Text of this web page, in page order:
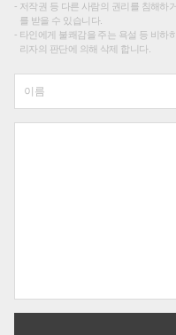
저작권 등 다른 사람의 권리를 침해하
를 받을 수 있습니다.
타인에게 불쾌감을 주는 욕설 등 비하
리자의 판단에 의해 삭제 합니다.